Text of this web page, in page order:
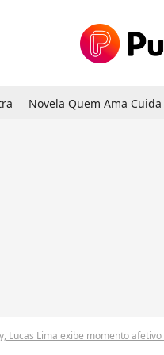
Novela Quem Ama Cuida
Lucas Lima exibe momento